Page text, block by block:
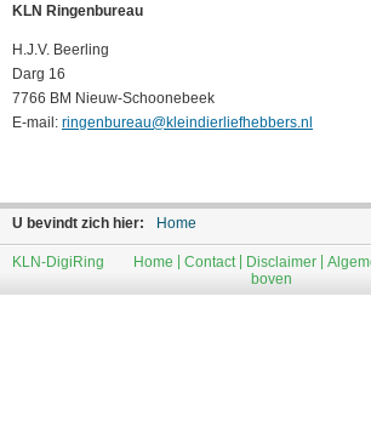
KLN Ringenbureau
H.J.V. Beerling
Darg 16
7766 BM Nieuw-Schoonebeek
E-mail: ringenbureau@kleindierliefhebbers.nl
U bevindt zich hier: Home
KLN-DigiRing Home Contact Disclaimer
boven